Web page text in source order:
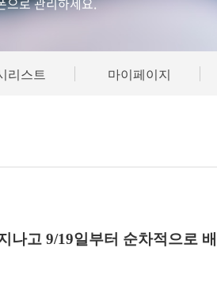
리스트 마이페이지
나고 9/19일부터 순차적으로